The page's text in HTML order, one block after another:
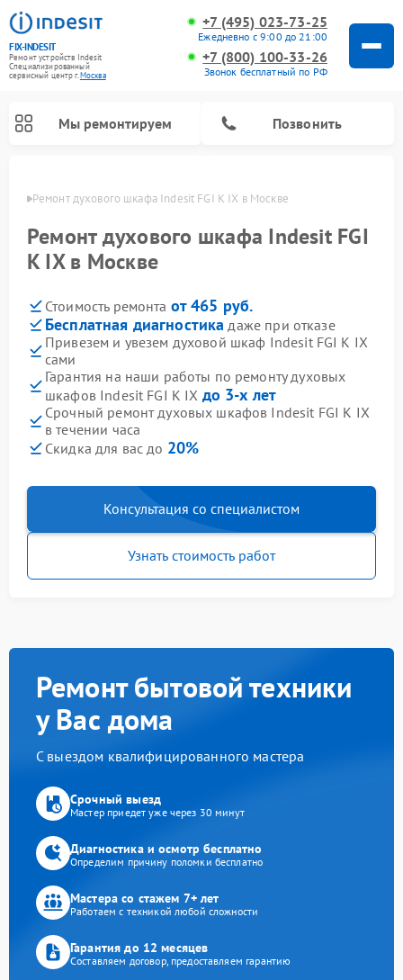
FIX-INDESIT
Ремонт устройств Indesit
Специализированный
cервисный центр г.Москва
+7 (495) 023-73-25
Ежедневно с 9:00 до 21:00
+7 (800) 100-33-26
Звонок бесплатный по РФ
Мы ремонтируем Позвонить
Ремонт духового шкафа Indesit FGI K IX в Москве
Ремонт духового шкафа Indesit FGI
K IX в Москве
Стоимость ремонта от 465 руб.
Бесплатная диагностика даже при отказе
Привезем и увезем духовой шкаф Indesit FGI K IX
сами
Гарантия на наши работы по ремонту духовых
шкафов Indesit FGI K IX до 3-х лет
Срочный ремонт духовых шкафов Indesit FGI K IX
в течении часа
Скидка для вас до 20%
Консультация со специалистом
Узнать стоимость работ
Ремонт бытовой техники
у Вас дома
С выездом квалифицированного мастера
Срочный выезд
Мастер приедет уже через 30 минут
Диагностика и осмотр бесплатно
Определим причину поломки бесплатно
Мастера со стажем 7+ лет
Работаем с техникой любой сложности
Гарантия до 12 месяцев
Составляем договор, предоставляем гарантию